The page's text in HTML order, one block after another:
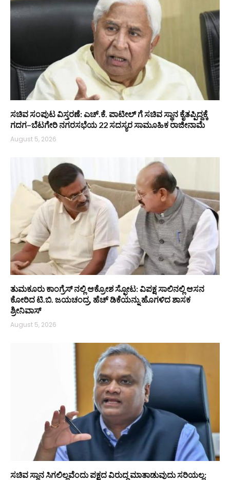
ಸಚಿವ ಸಂಪುಟ ವಿಸ್ತರಣೆ: ಎಚ್.ಕೆ. ಪಾಟೀಲ್ ಗೆ ಸಚಿವ ಸ್ಥಾನ ಕೈತಪ್ಪಿದ್ದಕ್ಕೆ
ಗದಗ–ಬೆಟಗೇರಿ ನಗರಸಭೆಯ 22 ಸದಸ್ಯರ ಸಾಮೂಹಿಕ ರಾಜೀನಾಮೆ
August 5, 2026
ತುಮಕೂರು ಕಾಂಗ್ರೆಸ್ ನಲ್ಲಿ ಆಕ್ರೋಶ ಸ್ಫೋಟ: ವಿಪಕ್ಷ ಸಾಲಿನಲ್ಲಿ ಆಸನ
ಕೋರಿದ ಟಿ.ಬಿ. ಜಯಚಂದ್ರ, ಹೆಚ್ ಡಿಕೆಯನ್ನು ಹೊಗಳಿದ ಶಾಸಕ
ಶ್ರೀನಿವಾಸ್
August 5, 2026
ಸಚಿವ ಸ್ಥಾನ ಸಿಗಲಿಲ್ಲವೆಂದು ಪಕ್ಷದ ವಿರುದ್ಧ ಮಾತಾಡುವುದು ಸರಿಯಲ್ಲ: